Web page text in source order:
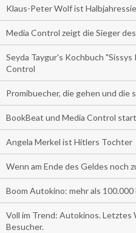
Klaus-Peter Wolf ist
Media Control zeigt die Sieger
Seyda Taygur's Kochbuch
Control
Promibuecher, die gehen und die
BookBeat und Media Control
Angela Merkel ist Hitlers Tochter
Wenn am Ende des Geldes noch
Boom Autokino: mehr als
Voll im Trend: Autokinos. Letztes
Besucher.